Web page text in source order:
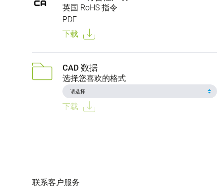
英国 RoHS 指令
PDF
下载
CAD 数据
选择您喜欢的格式
下载
联系客户服务